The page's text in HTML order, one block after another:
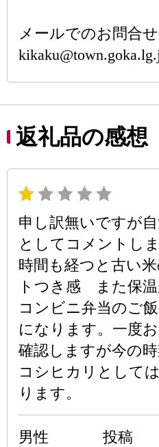
メールでのお問合せ
返礼品の感想
申し訳無いですが
としてコメントし
時間も経つと古い
トつき感 また保
コンビニ弁当のご
になります。一度
確認しますが今の
コシヒカリとして
ります。
男性
投稿